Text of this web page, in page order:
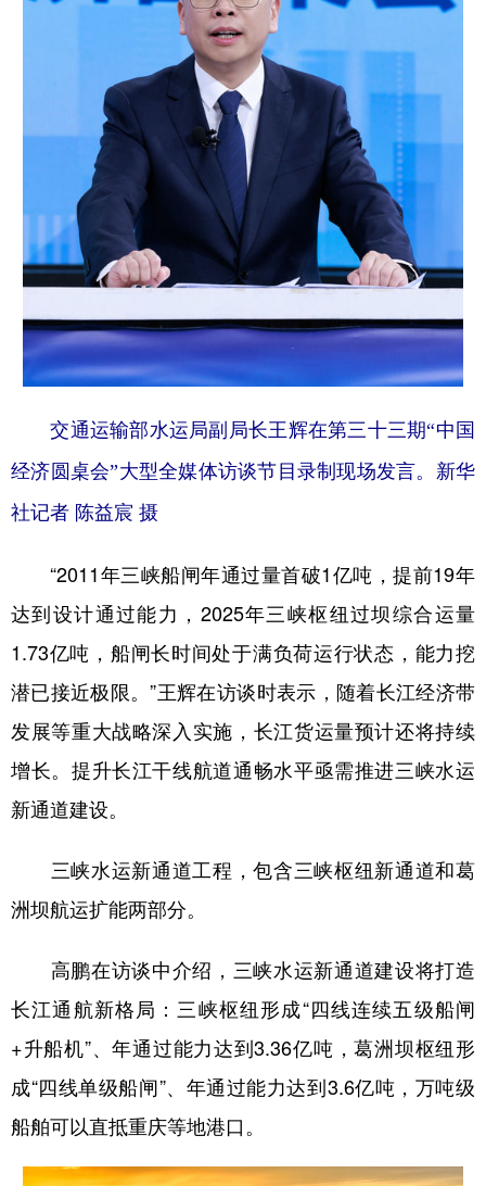
交通运输部水运局副局长王辉在第三十三期“中国
经济圆桌会”大型全媒体访谈节目录制现场发言。新华
社记者 陈益宸 摄
“2011年三峡船闸年通过量首破1亿吨，提前19年
达到设计通过能力，2025年三峡枢纽过坝综合运量
1.73亿吨，船闸长时间处于满负荷运行状态，能力挖
潜已接近极限。”王辉在访谈时表示，随着长江经济带
发展等重大战略深入实施，长江货运量预计还将持续
增长。提升长江干线航道通畅水平亟需推进三峡水运
新通道建设。
三峡水运新通道工程，包含三峡枢纽新通道和葛
洲坝航运扩能两部分。
高鹏在访谈中介绍，三峡水运新通道建设将打造
长江通航新格局：三峡枢纽形成“四线连续五级船闸
+升船机”、年通过能力达到3.36亿吨，葛洲坝枢纽形
成“四线单级船闸”、年通过能力达到3.6亿吨，万吨级
船舶可以直抵重庆等地港口。